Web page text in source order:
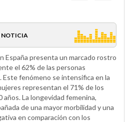
NOTICIA
España presenta un marcado rostro
el 62% de las personas
Este fenómeno se intensifica en la
representan el 71% de los
La longevidad femenina,
de una mayor morbilidad y una
en comparación con los